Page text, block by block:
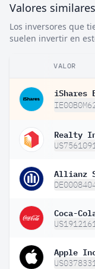
Valores similares
Los inversores que
suelen invertir en
VALOR
iShares
Realty
Allianz
Coca-
Apple